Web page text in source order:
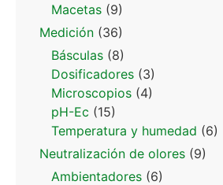
Macetas (9)
Medición (36)
Básculas (8)
Dosificadores (3)
Microscopios (4)
pH-Ec (15)
Temperatura y humedad (6)
Neutralización de olores (9)
Ambientadores (6)